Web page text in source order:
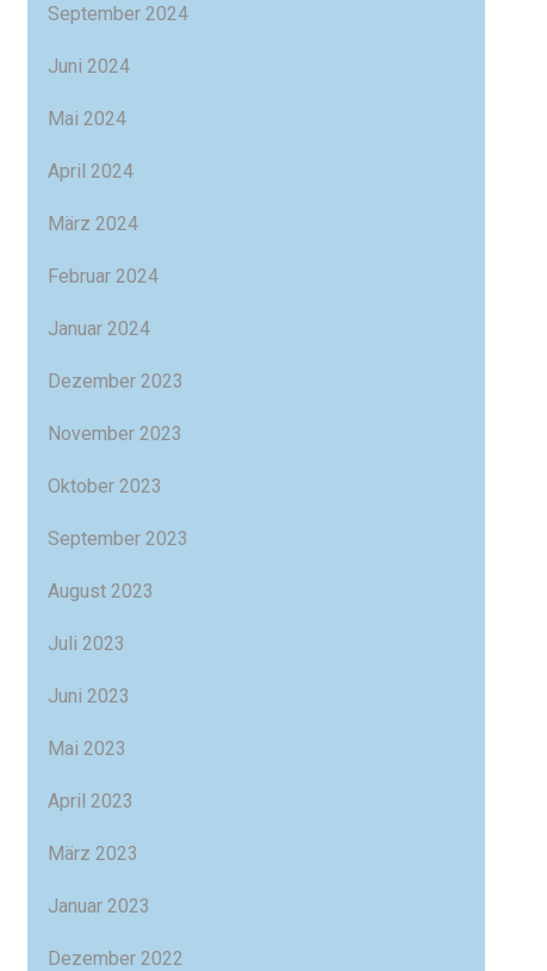
September 2024
Juni 2024
Mai 2024
April 2024
März 2024
Februar 2024
Januar 2024
Dezember 2023
November 2023
Oktober 2023
September 2023
August 2023
Juli 2023
Juni 2023
Mai 2023
April 2023
März 2023
Januar 2023
Dezember 2022